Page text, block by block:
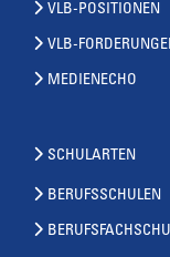
VLB-POSITIONEN
VLB-
MEDIENECHO
SCHULARTEN
BERUFSSCHULEN